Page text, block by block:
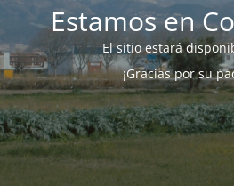
Estamos en
El sitio estará
¡Gracias por su